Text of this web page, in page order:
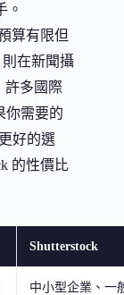
。
算有限但
則在新聞攝
許多國際
你需要的
好的選
的性價比
Shutterstock
中小型企業、一